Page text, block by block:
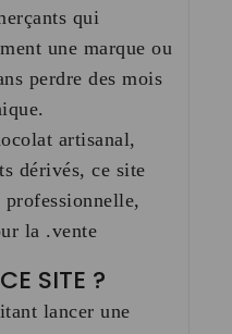
qui
une marque ou
perdre des mois
artisanal,
dérivés, ce site
la .vente
SITE ?
lancer une